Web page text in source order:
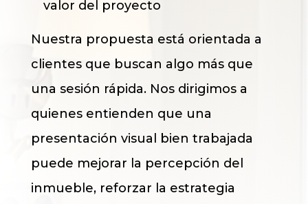
valor del proyecto
Nuestra propuesta está orientada a
clientes que buscan algo más que
una sesión rápida. Nos dirigimos a
quienes entienden que una
presentación visual bien trabajada
puede mejorar la percepción del
inmueble, reforzar la estrategia